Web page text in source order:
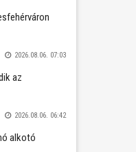
2026.08.06. 07:03
az
2026.08.06. 06:42
alkotó